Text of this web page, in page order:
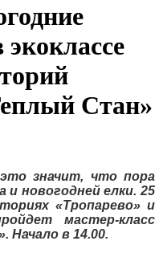
Стан»
значит, что пора
и новогодней елки. 25
«Тропарево» и
мастер-класс
Начало в 14.00.